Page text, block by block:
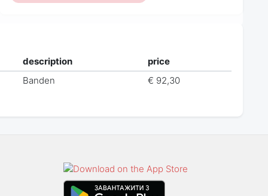
description
price
Banden
€ 92,30